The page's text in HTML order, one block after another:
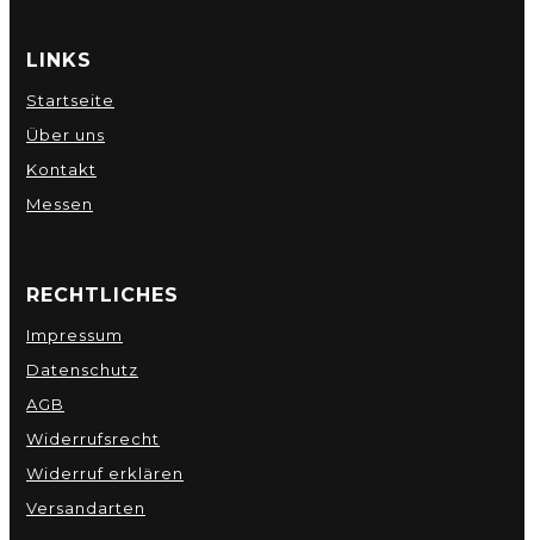
LINKS
Startseite
Über uns
Kontakt
Messen
RECHTLICHES
Impressum
Datenschutz
AGB
Widerrufsrecht
Widerruf erklären
Versandarten